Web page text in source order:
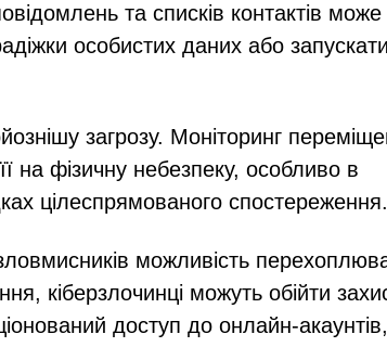
та списків контактів може
особистих даних або запускати
загрозу. Моніторинг
на фізичну небезпеку, особливо в
цілеспрямованого спостереження.
можливість
кіберзлочинці можуть обійти
доступ до онлайн-